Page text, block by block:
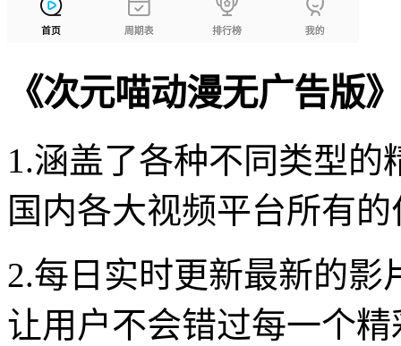
《次元喵动漫无广告版
1.涵盖了各种不同类型的
国内各大视频平台所有
2.每日实时更新最新的
让用户不会错过每一个